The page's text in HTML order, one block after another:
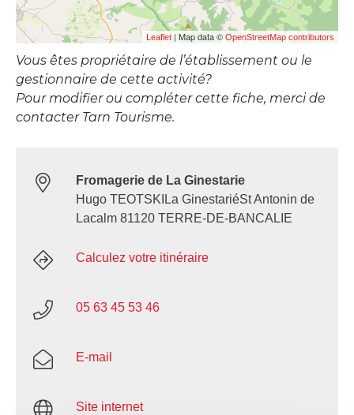
Leaflet | Map data © OpenStreetMap contributors
Vous êtes propriétaire de l’établissement ou le
gestionnaire de cette activité?
Pour modifier ou compléter cette fiche, merci de
contacter Tarn Tourisme.
Fromagerie de La Ginestarie
Hugo TEOTSKILa GinestariéSt Antonin de
Lacalm 81120 TERRE-DE-BANCALIE
Calculez votre itinéraire
05 63 45 53 46
E-mail
Site internet